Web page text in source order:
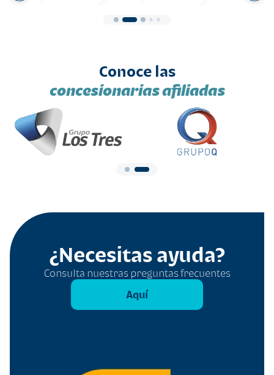
Conoce las
concesionarias afiliadas
¿Necesitas ayuda?
Consulta nuestras preguntas frecuentes
Aquí